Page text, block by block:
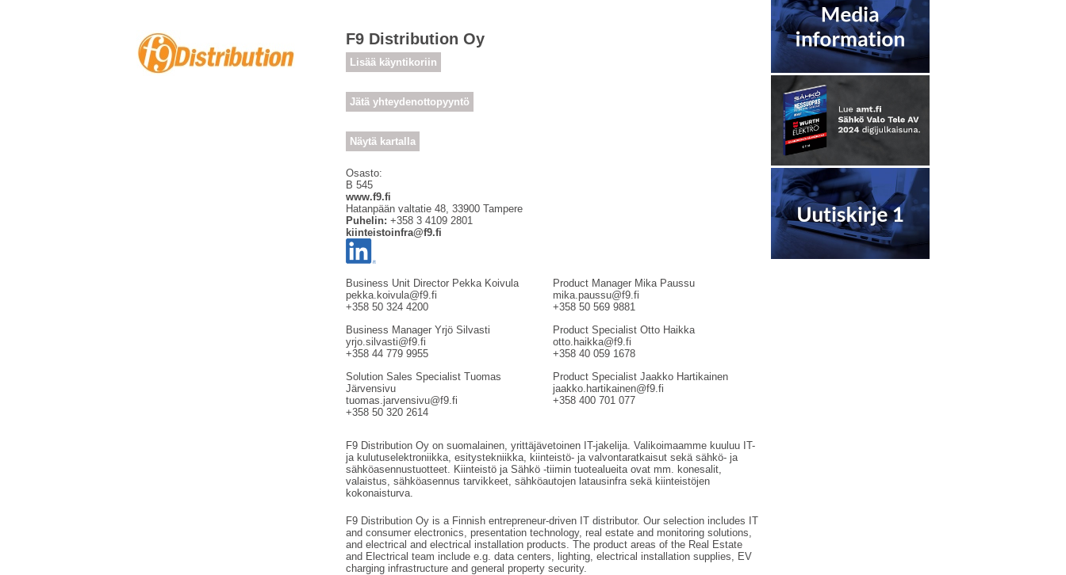
F9 Distribution Oy
Lisää käyntikoriin
Jätä yhteydenottopyyntö
Näytä kartalla
Osasto:
B 545
www.f9.fi
Hatanpään valtatie 48 33900 Tampere
Puhelin: +358 3 4109 2801
kiinteistoinfra@f9.fi
Business Unit Director Pekka Koivula
pekka.koivula@f9.fi
+358 50 324 4200
Product Manager Mika Paussu
mika.paussu@f9.fi
+358 50 569 9881
Business Manager Yrjö Silvasti
yrjo.silvasti@f9.fi
+358 44 779 9955
Product Specialist Otto Haikka
otto.haikka@f9.fi
+358 40 059 1678
Solution Sales Specialist Tuomas
Järvensivu
tuomas.jarvensivu@f9.fi
+358 50 320 2614
Product Specialist Jaakko Hartikainen
jaakko.hartikainen@f9.fi
+358 400 701 077
F9 Distribution Oy on suomalainen, yrittäjävetoinen IT-jakelija. Valikoimaamme kuuluu IT-
ja kulutuselektroniikka, esitystekniikka, kiinteistö- ja valvontaratkaisut sekä sähkö- ja
sähköasennustuotteet. Kiinteistö ja Sähkö -tiimin tuotealueita ovat mm. konesalit,
valaistus, sähköasennus tarvikkeet, sähköautojen latausinfra sekä kiinteistöjen
kokonaisturva.
F9 Distribution Oy is a Finnish entrepreneur-driven IT distributor. Our selection includes IT
and consumer electronics, presentation technology, real estate and monitoring solutions,
and electrical and electrical installation products. The product areas of the Real Estate
and Electrical team include e.g. data centers, lighting, electrical installation supplies, EV
charging infrastructure and general property security.